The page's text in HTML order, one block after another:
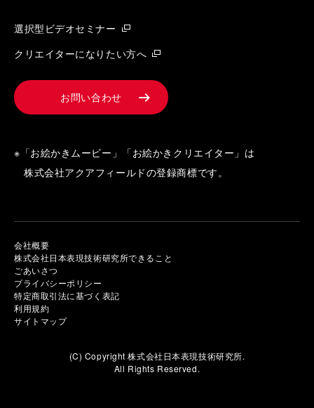
選択型ビデオセミナー
クリエイターになりたい方へ
お問い合わせ
※「お絵かきムービー」「お絵かきクリエイター」は
株式会社アクアフィールドの登録商標です。
会社概要
株式会社日本表現技術研究所できること
ごあいさつ
プライバシーポリシー
特定商取引法に基づく表記
利用規約
サイトマップ
(C) Copyright 株式会社日本表現技術研究所.
All Rights Reserved.